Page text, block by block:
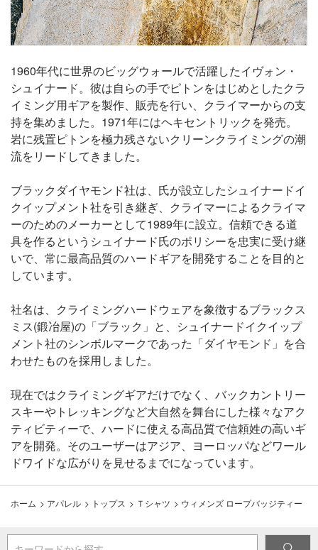
1960年代に世界のビッグウォールで活躍したイヴォン・
シュイナード。彼は自らの手でピトンをはじめとしたクラ
イミング用ギアを製作、販売を行い、クライマーからの支
持を集めました。1971年にはヘキセントリックを発売。
岩に残置ピトンを極力残さないクリーンクライミングの潮
流をリードしてきました。
ブラックダイヤモンド社は、氏が設立したシュイナードイ
クイップメント社を引き継ぎ、クライマーによるクライマ
ーのためのメーカーとして1989年に設立。信頼できる道
具を作るというシュイナード氏のポリシーを忠実に受け継
いで、常に最高品質のハードギアを開発することを目的と
しています。
社名は、クライミングハードウェアを象徴するブラックス
ミス(鍛冶屋)の「ブラック」と、シュイナードイクイップ
メント社のシンボルマークであった「ダイヤモンド」を合
わせたものを採用しました。
現在ではクライミングギアだけでなく、バックカントリー
スキーやトレッキングなど大自然を舞台にした様々なアク
ティビティーで、ハードに使える高品質で信頼姓の高いギ
アを開発。そのユーザーはアジア、ヨーロッパなどワール
ドワイドな広がりを見せるまでになっています。
ホーム > アパレル > トップス > Ｔシャツ > ウィメンズ ロープバッジティー